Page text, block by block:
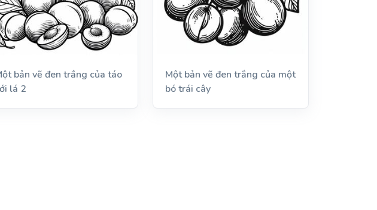
bản vẽ đen trắng của táo
lá 2
Một bản vẽ đen trắng của một
bó trái cây